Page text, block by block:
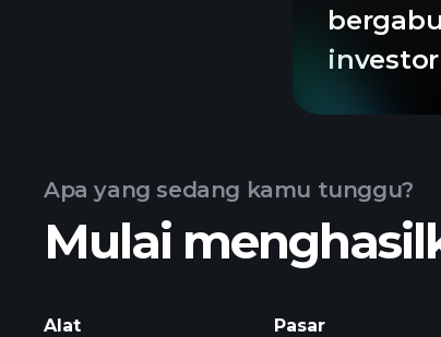
Apa yang sedang kamu tunggu?
Mulai
Alat Pasar